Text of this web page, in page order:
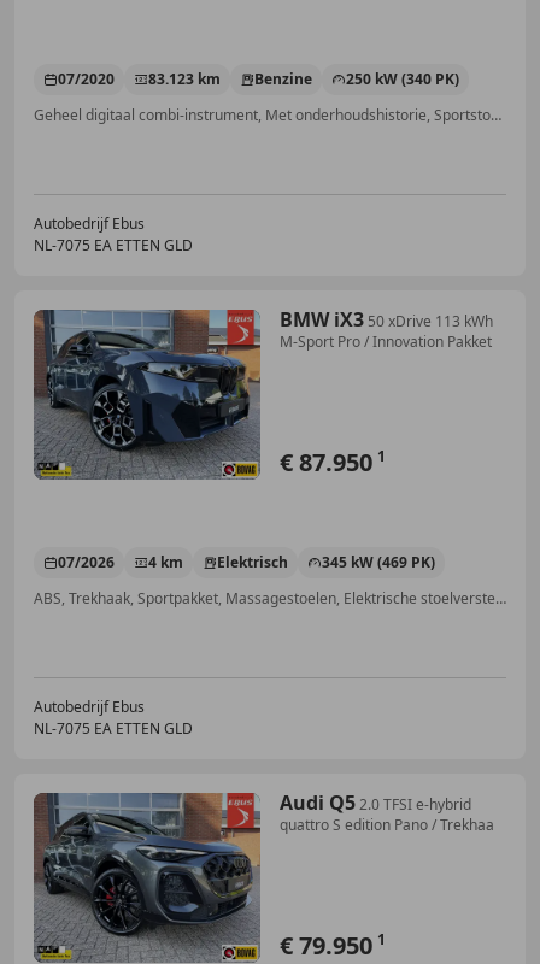
07/2020 83.123 km Benzine
250 kW (340 PK)
Geheel digitaal combi-instrument, Met onderhoudshistorie, Sportstoelen, Sportpakket, Grootlichtassistent, Alarm, Head-up display, Niet-rokers auto
Autobedrijf Ebus
NL-7075 EA ETTEN GLD
BMW iX3 50 xDrive 113 kWh
M-Sport Pro / Innovation Pakket
€ 87.950 1
07/2026 4 km Elektrisch
345 kW (469 PK)
ABS, Trekhaak, Sportpakket, Massagestoelen, Elektrische stoelverstelling, Panorama dak, Alarm, Grootlichtassistent
Autobedrijf Ebus
NL-7075 EA ETTEN GLD
Audi Q52.0 TFSI e-hybrid
quattro S edition Pano / Trekhaa
€ 79.950 1